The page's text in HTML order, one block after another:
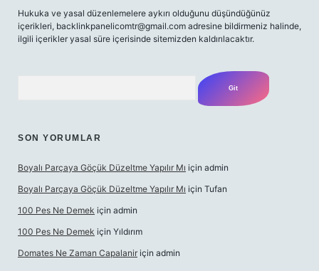
Hukuka ve yasal düzenlemelere aykırı olduğunu düşündüğünüz
içerikleri, backlinkpanelicomtr@gmail.com adresine bildirmeniz halinde,
ilgili içerikler yasal süre içerisinde sitemizden kaldırılacaktır.
SON YORUMLAR
Boyalı Parçaya Göçük Düzeltme Yapılır Mı için admin
Boyalı Parçaya Göçük Düzeltme Yapılır Mı için Tufan
100 Pes Ne Demek için admin
100 Pes Ne Demek için Yıldırım
Domates Ne Zaman Capalanir için admin